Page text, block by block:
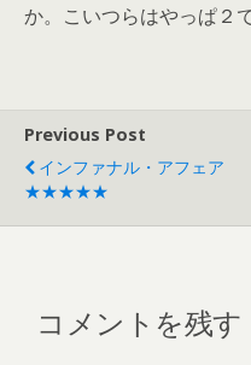
か。こいつらはやっぱ２
Previous Post
インファナル・アフェア
★★★★★
コメントを残す